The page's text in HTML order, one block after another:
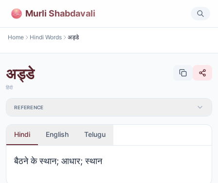
Murli Shabdavali
Home Hindi Words अड्डे
अड्डे
हिंदी
REFERENCE
Hindi English Telugu
बैठने के स्थान; आधार; स्थान